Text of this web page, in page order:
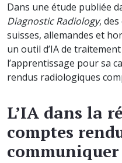
Dans une étude publiée
Diagnostic Radiology,
suisses, allemandes et
un outil d’IA de
l’apprentissage pour sa
rendus radiologiques
L’IA dans la
comptes